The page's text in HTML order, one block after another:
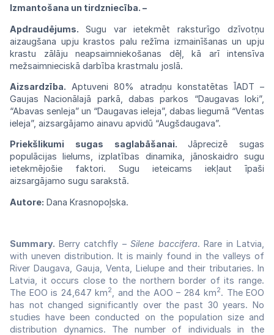
Izmantošana un tirdzniecība. –
Apdraudējums. Sugu var ietekmēt raksturīgo dzīvotņu
aizaugšana upju krastos palu režīma izmainīšanas un upju
krastu zālāju neapsaimniekošanas dēļ, kā arī intensīva
mežsaimnieciskā darbība krastmalu joslā.
Aizsardzība. Aptuveni 80% atradņu konstatētas ĪADT –
Gaujas Nacionālajā parkā, dabas parkos “Daugavas loki”,
“Abavas senleja” un “Daugavas ieleja”, dabas liegumā “Ventas
ieleja”, aizsargājamo ainavu apvidū “Augšdaugava”.
Priekšlikumi sugas saglabāšanai.
Jāprecizē sugas
populācijas lielums, izplatības dinamika, jānoskaidro sugu
ietekmējošie faktori. Sugu ieteicams iekļaut īpaši
aizsargājamo sugu sarakstā.
Autore: Dana Krasnopoļska.
Summary. Berry catchfly – Silene baccifera. Rare in Latvia,
with uneven distribution. It is mainly found in the valleys of
River Daugava, Gauja, Venta, Lielupe and their tributaries. In
Latvia, it occurs close to the northern border of its range.
The EOO is 24,647 km2 , and the AOO – 284 km2. The EOO
has not changed significantly over the past 30 years. No
studies have been conducted on the population size and
distribution dynamics. The number of individuals in the